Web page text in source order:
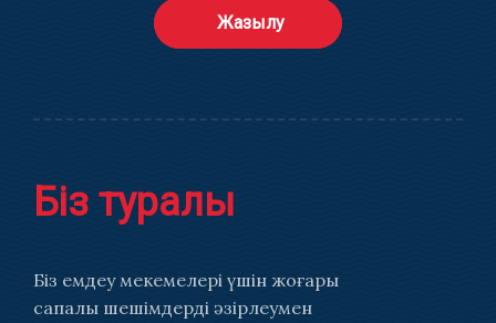
Жазылу
Біз туралы
Біз емдеу мекемелері үшін жоғары
сапалы шешімдерді әзірлеумен